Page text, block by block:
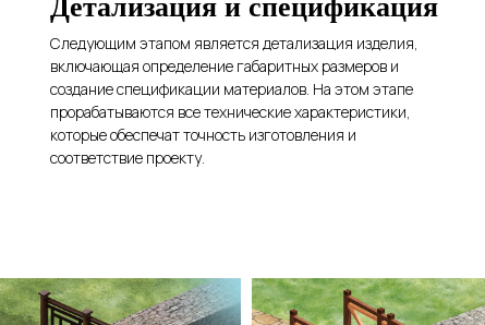
Следующим этапом является детализация изделия,
включающая определение габаритных размеров и
создание спецификации материалов. На этом этапе
прорабатываются все технические характеристики,
которые обеспечат точность изготовления и
соответствие проекту.